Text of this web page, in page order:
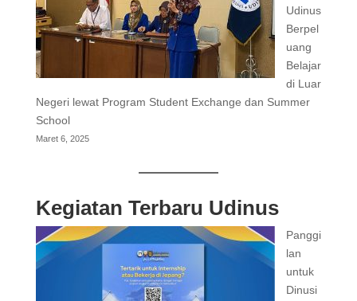
Udinus
Berpel
uang
Belajar
di Luar
Negeri lewat Program Student Exchange dan Summer
School
Maret 6, 2025
Kegiatan Terbaru Udinus
Panggi
lan
untuk
Dinusi